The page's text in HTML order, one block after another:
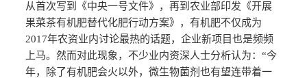
从首次写到《中央一号文件》，再到农业部印发《开展
果菜茶有机肥替代化肥行动方案》，有机肥不仅成为
2017年农资业内讨论最热的话题，企业新项目也是频频
上马。然而对此现象，不少业内资深人士分析认为：“今
年，除了有机肥会火以外，微生物菌剂也有望连带着一